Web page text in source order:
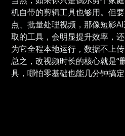
机自带的剪辑工具也够用。但
点、批量处理视频，那像短影
取的工具，会明显提升效率，
为它全程本地运行，数据不上传
总之，改视频时长的核心就是“
具，哪怕零基础也能几分钟搞定